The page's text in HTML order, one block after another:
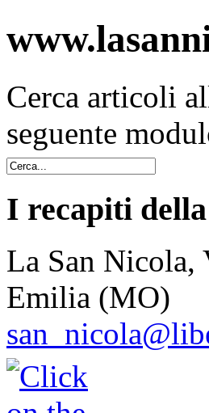
Cerca articoli
seguente
I recapiti della
La San Nicola,
Emilia (MO)